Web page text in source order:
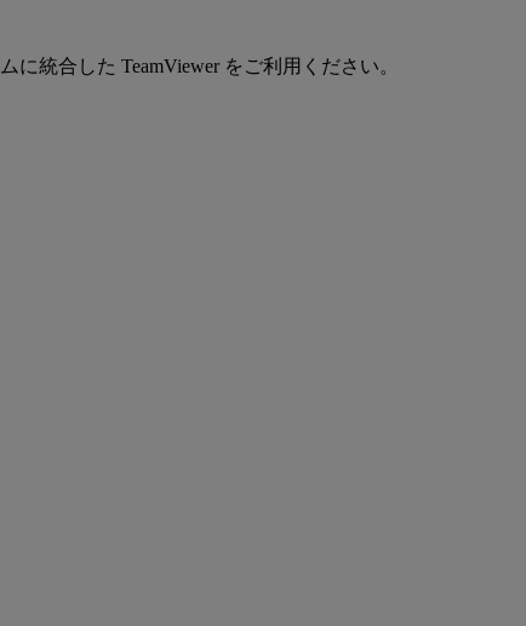
に統合した TeamViewer をご利用ください。